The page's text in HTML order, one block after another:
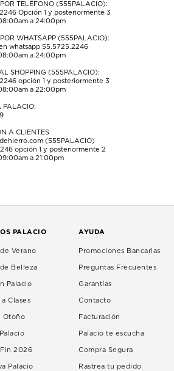
formulario
de
formulario
de
envío.
TELÉFONO (555PALACIO):
Opción 1 y posteriormente 3
a 24:00pm
WHATSAPP (555PALACIO):
whatsapp 55.5725.2246
a 24:00pm
SHOPPING (555PALACIO):
opción 1 y posteriormente 3
a 22:00pm
PALACIO:
A CLIENTES
(555PALACIO)
opción 1 y posteriormente 2
a 21:00pm
PALACIO
Verano
Belleza
Palacio
a Clases
Otoño
2026
Palacio
AYUDA
Promociones Bancarias
Preguntas Frecuentes
Garantías
Contacto
Facturación
Palacio te escucha
Compra Segura
Rastrea tu pedido